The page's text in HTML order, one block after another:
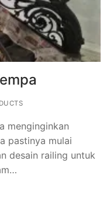
menginginkan
pastinya mulai
desain railing untuk